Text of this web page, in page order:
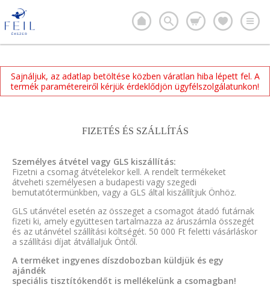
Sajnáljuk, az adatlap betöltése közben váratlan hiba lépett fel. A
termék paramétereiről kérjük érdeklődjön ügyfélszolgálatunkon!
FIZETÉS ÉS SZÁLLÍTÁS
Személyes átvétel vagy GLS kiszállítás:
Fizetni a csomag átvételekor kell. A rendelt termékeket
átveheti személyesen a budapesti vagy szegedi
bemutatótermünkben, vagy a GLS által kiszállítjuk Önhöz.
GLS utánvétel esetén az összeget a csomagot átadó futárnak
fizeti ki, amely együttesen tartalmazza az áruszámla összegét
és az utánvétel szállítási költségét. 50 000 Ft feletti vásárláskor
a szállítási díjat átvállaljuk Öntől.
A terméket ingyenes díszdobozban küldjük és egy
ajándék
speciális tisztítókendőt is mellékelünk a csomagban!